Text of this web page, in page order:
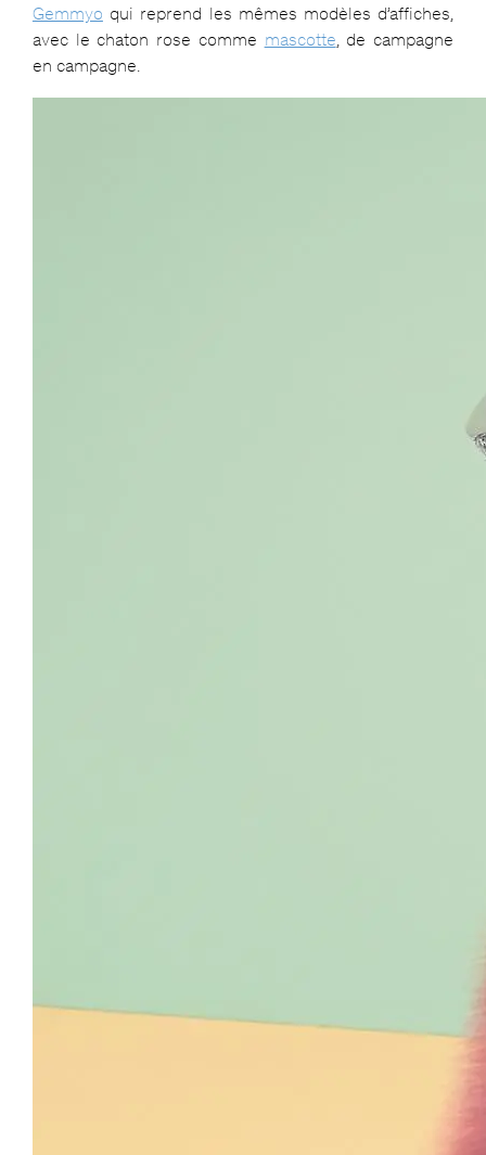
Gemmyo qui reprend les mêmes modèles d’affiches,
avec le chaton rose comme mascotte , de campagne
en campagne.